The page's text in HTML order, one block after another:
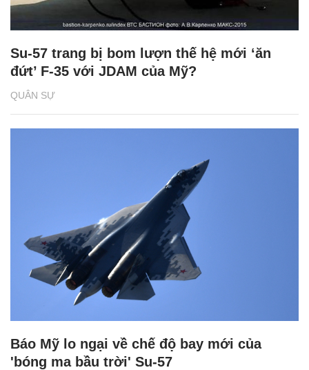
QUÂN SỰ
Su-57 trang bị bom lượn thế hệ mới ‘ăn
đứt’ F-35 với JDAM của Mỹ?
Báo Mỹ lo ngại về chế độ bay mới của
'bóng ma bầu trời' Su-57